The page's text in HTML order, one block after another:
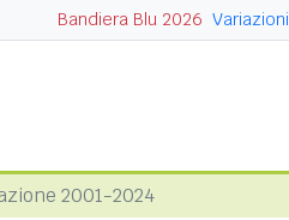
Bandiera Blu 2026 Variazioni
2001-2024